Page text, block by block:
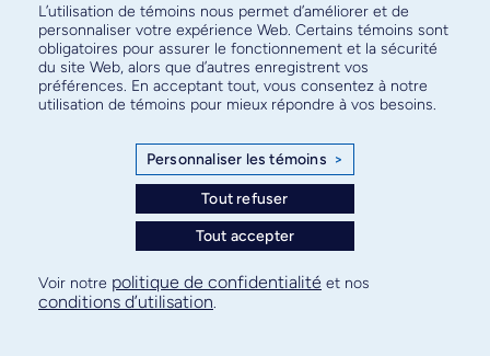
Abonnez-vous à notre infolettre
pour connaître l’actualité facultaire
Plan de site
Confidentialité
L’utilisation de témoins nous permet d’améliorer et de
personnaliser votre expérience Web. Certains témoins sont
obligatoires pour assurer le fonctionnement et la sécurité
du site Web, alors que d’autres enregistrent vos
préférences. En acceptant tout, vous consentez à notre
utilisation de témoins pour mieux répondre à vos besoins.
Personnaliser les témoins >
Tout refuser
Tout accepter
Voir notre politique de confidentialité et nos
conditions d’utilisation.